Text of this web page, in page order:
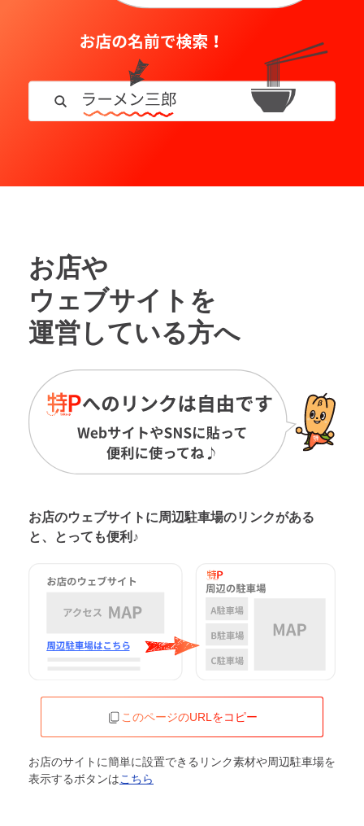
お店や
ウェブサイトを
運営している方へ
お店のウェブサイトに周辺駐車場のリンクがある
と、とっても便利♪
このページのURLをコピー
お店のサイトに簡単に設置できるリンク素材や周辺駐車場を
表示するボタンはこちら